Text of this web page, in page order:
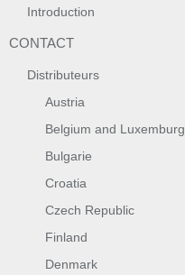
Introduction
CONTACT
Distributeurs
Austria
Belgium and Luxemburg
Bulgarie
Croatia
Czech Republic
Finland
Denmark